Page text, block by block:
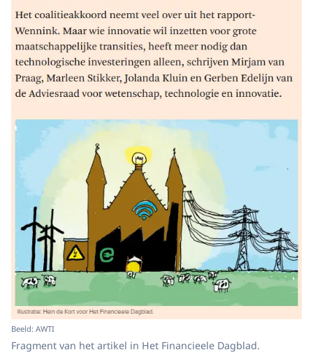
Beeld: AWTI
Fragment van het artikel in Het Financieele Dagblad.